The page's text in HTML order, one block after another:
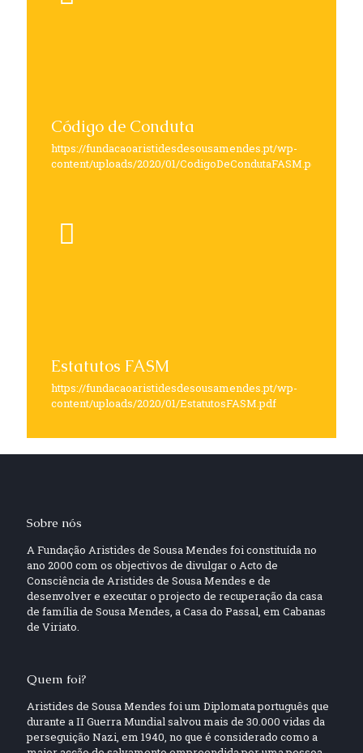
Código de Conduta
https://fundacaoaristidesdesousamendes.pt/wp-
content/uploads/2020/01/CodigoDeCondutaFASM.pdf
Estatutos FASM
https://fundacaoaristidesdesousamendes.pt/wp-
content/uploads/2020/01/EstatutosFASM.pdf
Sobre nós
A Fundação Aristides de Sousa Mendes foi constituída no
ano 2000 com os objectivos de divulgar o Acto de
Consciência de Aristides de Sousa Mendes e de
desenvolver e executar o projecto de recuperação da casa
de família de Sousa Mendes, a Casa do Passal, em Cabanas
de Viriato.
Quem foi?
Aristides de Sousa Mendes foi um Diplomata português que
durante a II Guerra Mundial salvou mais de 30.000 vidas da
perseguição Nazi, em 1940, no que é considerado como a